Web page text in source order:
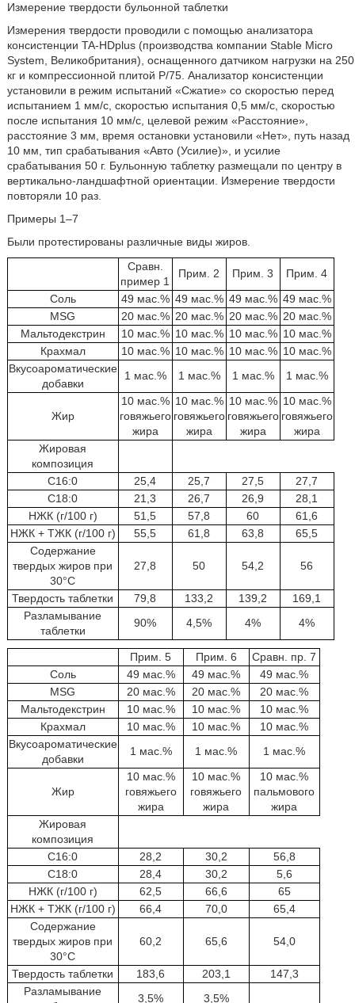
Измерение твердости бульонной таблетки
Измерения твердости проводили с помощью анализатора
консистенции TA-HDplus (производства компании Stable Micro
System, Великобритания), оснащенного датчиком нагрузки на 250
кг и компрессионной плитой P/75. Анализатор консистенции
установили в режим испытаний «Сжатие» со скоростью перед
испытанием 1 мм/с, скоростью испытания 0,5 мм/с, скоростью
после испытания 10 мм/с, целевой режим «Расстояние»,
расстояние 3 мм, время остановки установили «Нет», путь назад
10 мм, тип срабатывания «Авто (Усилие)», и усилие
срабатывания 50 г. Бульонную таблетку размещали по центру в
вертикально-ландшафтной ориентации. Измерение твердости
повторяли 10 раз.
Примеры 1–7
Были протестированы различные виды жиров.
Сравн.
пример 1
Прим. 2 Прим. 3
Прим. 4
Соль
49 мас.% 49 мас.% 49 мас.% 49 мас.%
MSG
20 мас.% 20 мас.% 20 мас.% 20 мас.%
Мальтодекстрин
10 мас.% 10 мас.% 10 мас.% 10 мас.%
Крахмал
10 мас.% 10 мас.% 10 мас.% 10 мас.%
Вкусоароматические
добавки
1 мас.% 1 мас.% 1 мас.% 1 мас.%
Жир
10 мас.%
говяжьего
жира
10 мас.%
говяжьего
жира
10 мас.%
говяжьего
жира
10 мас.%
говяжьего
жира
Жировая
композиция
C16:0
25,4 25,7 27,5
27,7
C18:0
21,3 26,7 26,9
28,1
НЖК (г/100 г)
51,5 57,8 60
61,6
НЖК + ТЖК (г/100 г)
55,5 61,8 63,8
65,5
Содержание
твердых жиров при
30°C
27,8 50 54,2 56
Твердость таблетки 79,8 133,2 139,2
169,1
Разламывание
таблетки
90% 4,5% 4% 4%
Прим. 5 Прим. 6
Сравн. пр. 7
Соль
49 мас.% 49 мас.%
49 мас.%
MSG
20 мас.% 20 мас.%
20 мас.%
Мальтодекстрин
10 мас.% 10 мас.%
10 мас.%
Крахмал
10 мас.% 10 мас.%
10 мас.%
Вкусоароматические
добавки
1 мас.% 1 мас.% 1 мас.%
Жир
10 мас.%
говяжьего
жира
10 мас.%
говяжьего
жира
10 мас.%
пальмового
жира
Жировая
композиция
C16:0
28,2 30,2
56,8
C18:0
28,4 30,2
5,6
НЖК (г/100 г)
62,5 66,6
65
НЖК + ТЖК (г/100 г)
66,4 70,0
65,4
Содержание
твердых жиров при
30°C
60,2 65,6 54,0
Твердость таблетки 183,6 203,1
147,3
Разламывание
3,5% 3,5%